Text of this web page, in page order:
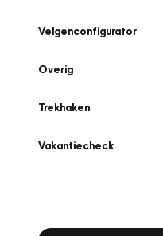
Velgenconfigurator
Overig
Trekhaken
Vakantiecheck